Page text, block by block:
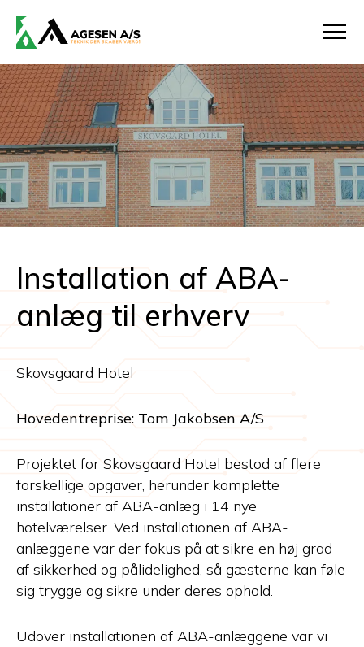
Installation af ABA-
anlæg til erhverv
Skovsgaard Hotel
Hovedentreprise: Tom Jakobsen A/S
Projektet for Skovsgaard Hotel bestod af flere
forskellige opgaver, herunder komplette
installationer af ABA-anlæg i 14 nye
hotelværelser. Ved installationen af ABA-
anlæggene var der fokus på at sikre en høj grad
af sikkerhed og pålidelighed, så gæsterne kan føle
sig trygge og sikre under deres ophold.
Udover installationen af ABA-anlæggene var vi